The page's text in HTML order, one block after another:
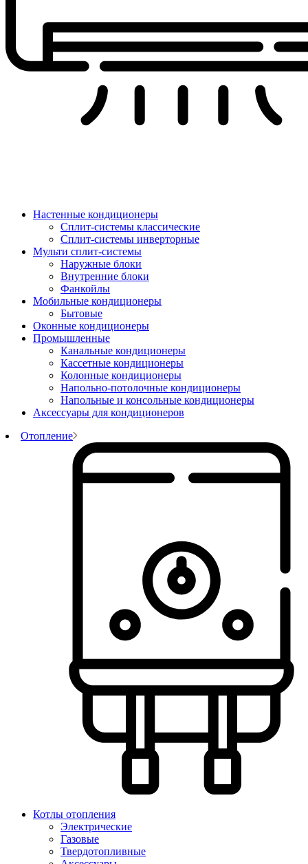
Настенные кондиционеры
Сплит-системы классические
Сплит-системы инверторные
Мульти сплит-системы
Наружные блоки
Внутренние блоки
Фанкойлы
Мобильные кондиционеры
Бытовые
Оконные кондиционеры
Промышленные
Канальные кондиционеры
Кассетные кондиционеры
Колонные кондиционеры
Напольно-потолочные кондиционеры
Напольные и консольные кондиционеры
Аксессуары для кондиционеров
Отопление
Котлы отопления
Электрические
Газовые
Твердотопливные